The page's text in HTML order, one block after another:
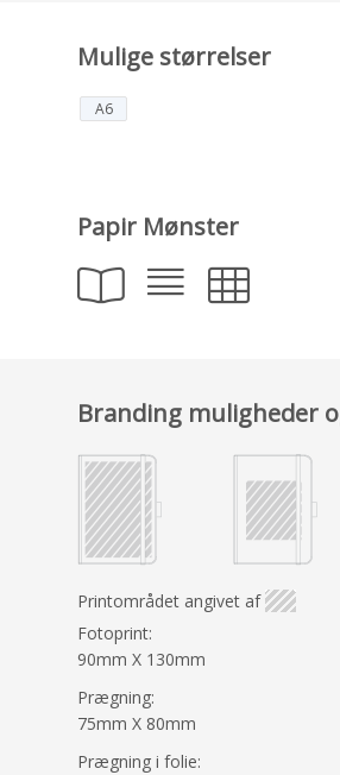
Mulige størrelser
A6
Papir Mønster
Branding muligheder
Printområdet angivet af
Fotoprint:
90mm X 130mm
Prægning:
75mm X 80mm
Prægning i folie: